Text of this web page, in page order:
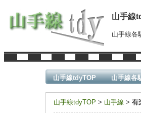
山手線
山手線各
山手線tdyTOP 山手線各
山手線tdyTOP > 山手線 > 有